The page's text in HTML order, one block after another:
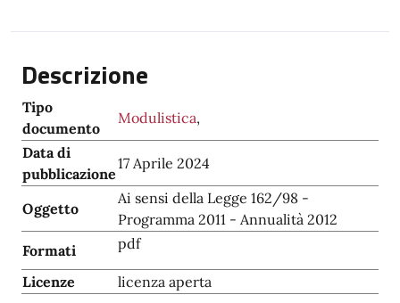
Descrizione
Tipo
documento
Modulistica,
Data di
pubblicazione
17 Aprile 2024
Oggetto
Ai sensi della Legge 162/98 -
Programma 2011 - Annualità 2012
Formati
pdf
Licenze licenza aperta